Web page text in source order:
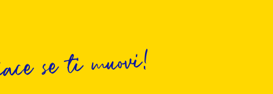
se ti muovi!